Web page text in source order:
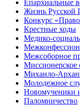
Епархиальные
Жизнь Русской
Конкурс
Крестные ходы
Медико-
Межсоборное
Миссионерское
Михаило-
Молодежное
Новомученики
Паломничество